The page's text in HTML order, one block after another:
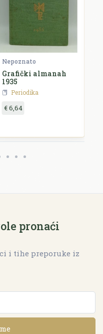
Nepoznato
Grafički almanah
1935
Periodika
€ 6,64
pronaći
i tihe preporuke iz